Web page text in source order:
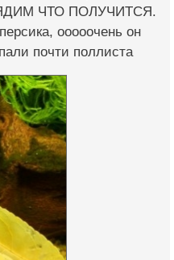
ЧТО ПОЛУЧИТСЯ.
ооооочень он
почти поллиста